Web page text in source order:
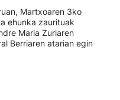
Martxoaren 3ko
ehunka zaurituak
Maria Zuriaren
Berriaren atarian egin